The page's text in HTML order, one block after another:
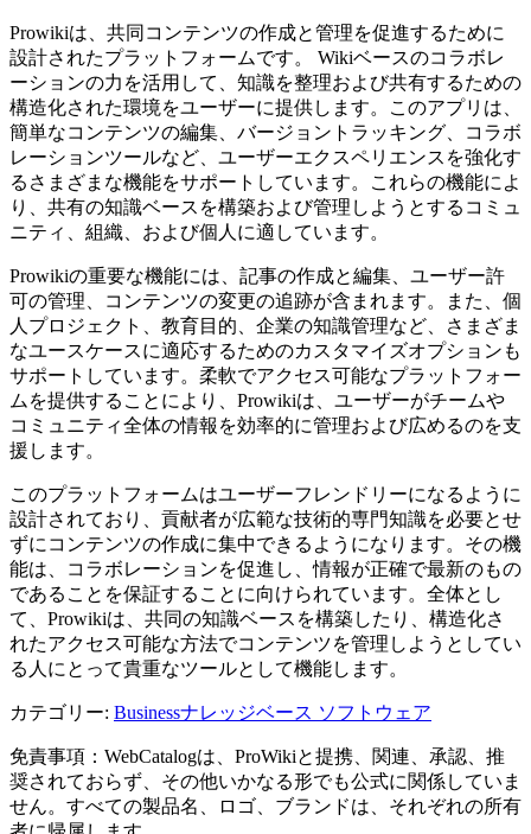
Prowikiは、共同コンテンツの作成と管理を促進するために
設計されたプラットフォームです。 Wikiベースのコラボレ
ーションの力を活用して、知識を整理および共有するための
構造化された環境をユーザーに提供します。このアプリは、
簡単なコンテンツの編集、バージョントラッキング、コラボ
レーションツールなど、ユーザーエクスペリエンスを強化す
るさまざまな機能をサポートしています。これらの機能によ
り、共有の知識ベースを構築および管理しようとするコミュ
ニティ、組織、および個人に適しています。
Prowikiの重要な機能には、記事の作成と編集、ユーザー許
可の管理、コンテンツの変更の追跡が含まれます。また、個
人プロジェクト、教育目的、企業の知識管理など、さまざま
なユースケースに適応するためのカスタマイズオプションも
サポートしています。柔軟でアクセス可能なプラットフォー
ムを提供することにより、Prowikiは、ユーザーがチームや
コミュニティ全体の情報を効率的に管理および広めるのを支
援します。
このプラットフォームはユーザーフレンドリーになるように
設計されており、貢献者が広範な技術的専門知識を必要とせ
ずにコンテンツの作成に集中できるようになります。その機
能は、コラボレーションを促進し、情報が正確で最新のもの
であることを保証することに向けられています。全体とし
て、Prowikiは、共同の知識ベースを構築したり、構造化さ
れたアクセス可能な方法でコンテンツを管理しようとしてい
る人にとって貴重なツールとして機能します。
カテゴリー: Businessナレッジベース ソフトウェア
免責事項：WebCatalogは、ProWikiと提携、関連、承認、推
奨されておらず、その他いかなる形でも公式に関係していま
せん。すべての製品名、ロゴ、ブランドは、それぞれの所有